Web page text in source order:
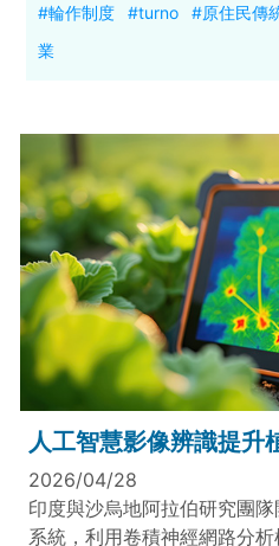
#輪作制度 #turno #原住民傳
業
人工智慧影像辨識提升
2026/04/28
印度與沙烏地阿拉伯研究團
系統，利用卷積神經網路分